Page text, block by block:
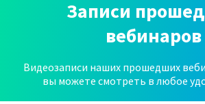
Записи
вебинаров
Видеозаписи наших прошедших
вы можете смотреть в любое